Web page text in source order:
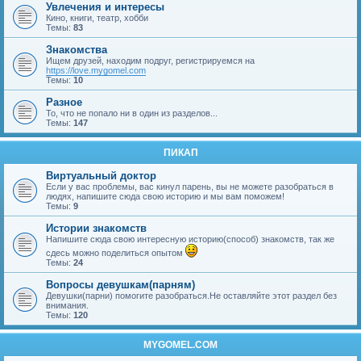
Увлечения и интересы
Кино, книги, театр, хобби
Темы: 83
Знакомства
Ищем друзей, находим подруг, регистрируемся на
https://love.mygomel.com
Темы: 10
Разное
То, что не попало ни в один из разделов...
Темы: 147
ПИКАП
Виртуальный доктор
Если у вас проблемы, вас кинул парень, вы не можете разобраться в
людях, напишите сюда свою историю и мы вам поможем!
Темы: 9
Истории знакомств
Напишите сюда свою интересную историю(способ) знакомств, так же
сдесь можно поделиться опытом
Темы: 24
Вопросы девушкам(парням)
Девушки(парни) помогите разобраться.Не оставляйте этот раздел без
внимания.
Темы: 120
MYGOMEL.COM